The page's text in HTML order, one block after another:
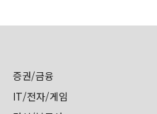
증권/금융
IT/전자/게임